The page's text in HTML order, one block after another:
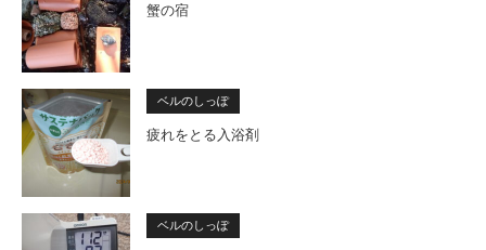
蟹の宿
ベルのしっぽ
疲れをとる入浴剤
ベルのしっぽ